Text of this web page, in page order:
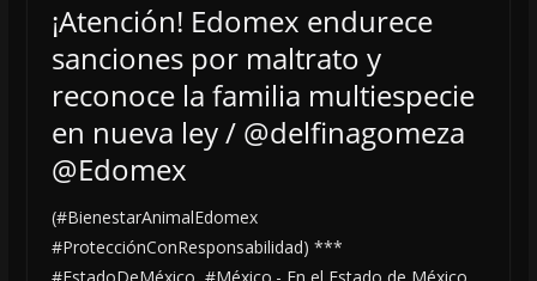
¡Atención! Edomex endurece
sanciones por maltrato y
reconoce la familia multiespecie
en nueva ley / @delfinagomeza
@Edomex
(#BienestarAnimalEdomex
#ProtecciónConResponsabilidad) ***